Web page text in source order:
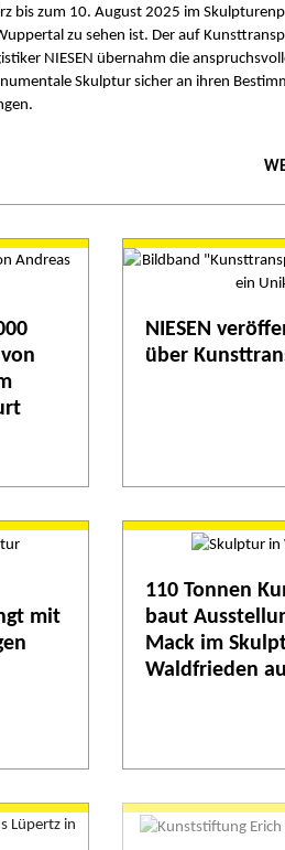
bis zum 10. August 2025 im
zu sehen ist. Der auf
NIESEN übernahm die
Skulptur sicher an ihren
NIESEN
über
mit
110 Tonnen
baut
Mack im
Waldfrieden